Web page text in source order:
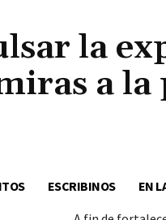
la
a la
ESCRIBINOS EN